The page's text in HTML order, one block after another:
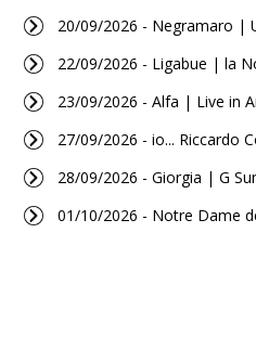
20/09/2026 - Negramaro |
22/09/2026 - Ligabue | la
23/09/2026 - Alfa | Live in
27/09/2026 - io... Riccardo
28/09/2026 - Giorgia | G
01/10/2026 - Notre Dame